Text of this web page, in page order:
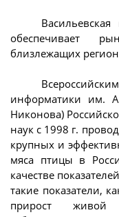
обеспечивает
близлежащих
информатики им.
Никонова)
наук с 1998 г.
крупных и
мяса птицы в
качестве
такие показатели,
прирост